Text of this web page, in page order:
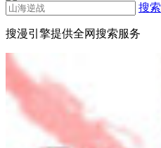
搜索
搜漫引擎提供全网搜索服务